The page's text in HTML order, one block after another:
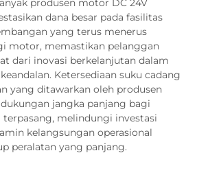
produsen motor DC 24V
dana besar pada fasilitas
yang terus menerus
motor, memastikan pelanggan
dari inovasi berkelanjutan dalam
Ketersediaan suku cadang
yang ditawarkan oleh produsen
jangka panjang bagi
melindungi investasi
kelangsungan operasional
peralatan yang panjang.